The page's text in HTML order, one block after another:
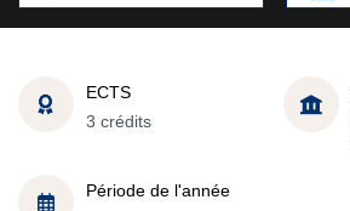
ECTS
3 crédits
Période de l'année